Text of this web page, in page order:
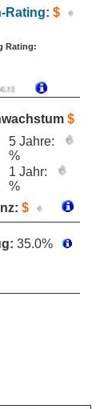
Rating: $
Rating:
$
5 Jahre:
%
1 Jahr:
%
$
35.0%